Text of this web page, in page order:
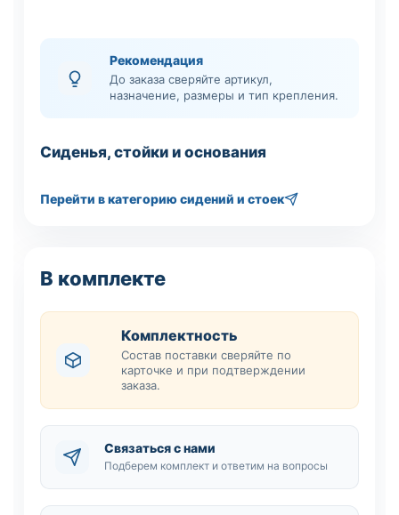
Рекомендация
До заказа сверяйте артикул,
назначение, размеры и тип крепления.
Сиденья, стойки и основания
Перейти в категорию сидений и стоек
В комплекте
Комплектность
Состав поставки сверяйте по
карточке и при подтверждении
заказа.
Связаться с нами
Подберем комплект и ответим на вопросы